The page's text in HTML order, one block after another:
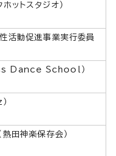
ットスタジオ）
活動促進事業実行委員
Dance School）
熱田神楽保存会）